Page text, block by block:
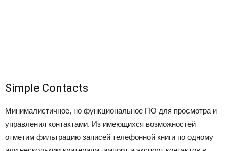
Simple Contacts
Минималистичное, но функциональное ПО для просмотра и
управления контактами. Из имеющихся возможностей
отметим фильтрацию записей телефонной книги по одному